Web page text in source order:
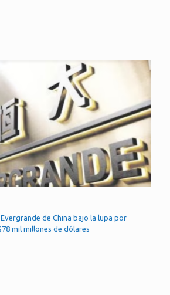
de China bajo la lupa por
mil millones de dólares